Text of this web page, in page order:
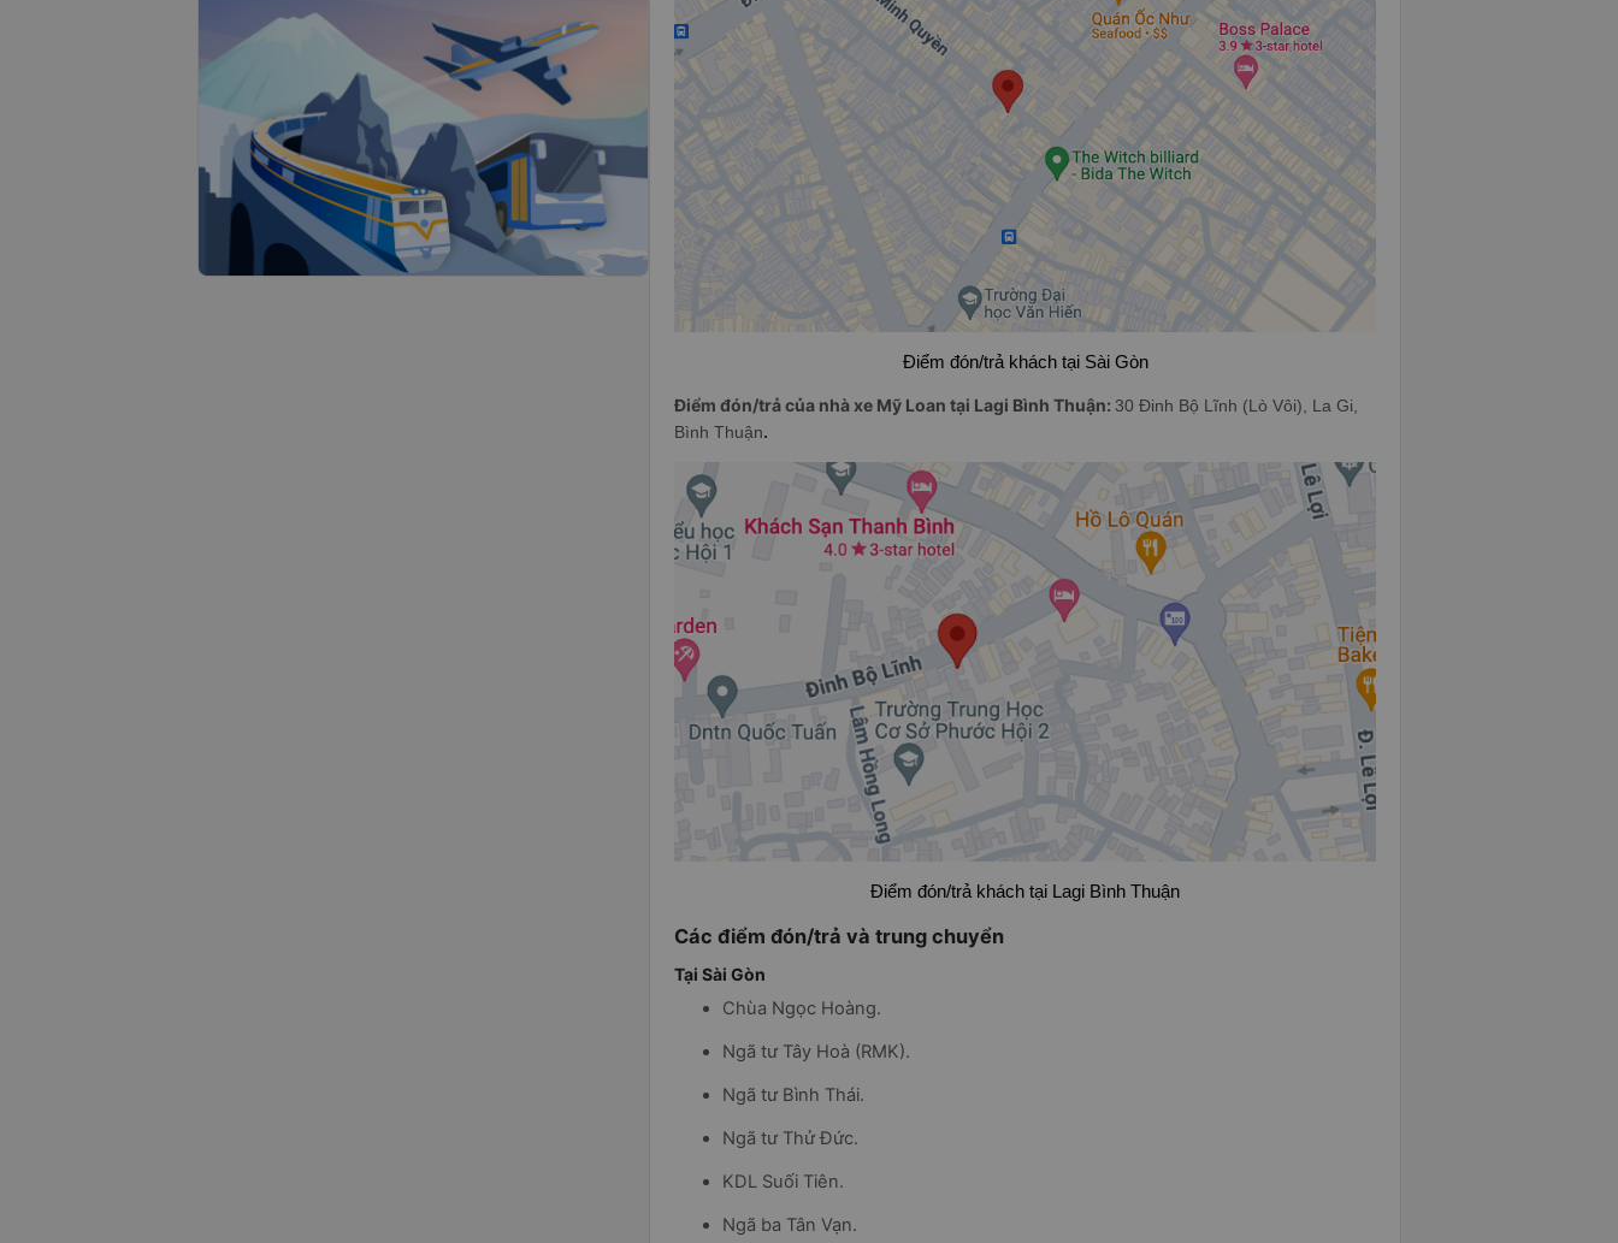
Điểm đón/trả khách tại Sài Gòn
Điểm đón/trả của nhà xe Mỹ Loan tại Lagi Bình Thuận: 30 Đinh Bộ Lĩnh (Lò Vôi), La Gi,
Bình Thuận.
Điểm đón/trả khách tại Lagi Bình Thuận
Các điểm đón/trả và trung chuyển
Tại Sài Gòn
Chùa Ngọc Hoàng.
Ngã tư Tây Hoà (RMK).
Ngã tư Bình Thái.
Ngã tư Thử Đức.
KDL Suối Tiên.
Ngã ba Tân Vạn.